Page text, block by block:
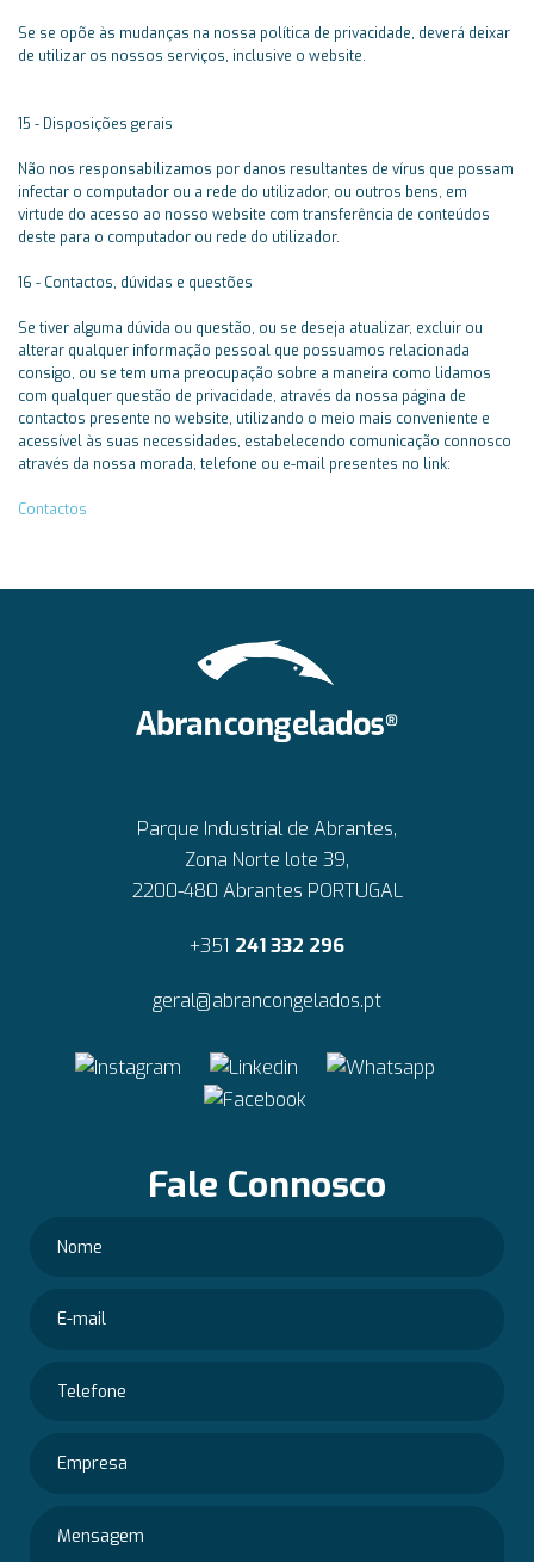
Se se opõe às mudanças na nossa política de privacidade, deverá deixar
de utilizar os nossos serviços, inclusive o website.
15 - Disposições gerais
Não nos responsabilizamos por danos resultantes de vírus que possam
infectar o computador ou a rede do utilizador, ou outros bens, em
virtude do acesso ao nosso website com transferência de conteúdos
deste para o computador ou rede do utilizador.
16 - Contactos, dúvidas e questões
Se tiver alguma dúvida ou questão, ou se deseja atualizar, excluir ou
alterar qualquer informação pessoal que possuamos relacionada
consigo, ou se tem uma preocupação sobre a maneira como lidamos
com qualquer questão de privacidade, através da nossa página de
contactos presente no website, utilizando o meio mais conveniente e
acessível às suas necessidades, estabelecendo comunicação connosco
através da nossa morada, telefone ou e-mail presentes no link:
Contactos
Parque Industrial de Abrantes,
Zona Norte lote 39,
2200-480 Abrantes PORTUGAL
+351 241 332 296
geral@abrancongelados.pt
Fale Connosco